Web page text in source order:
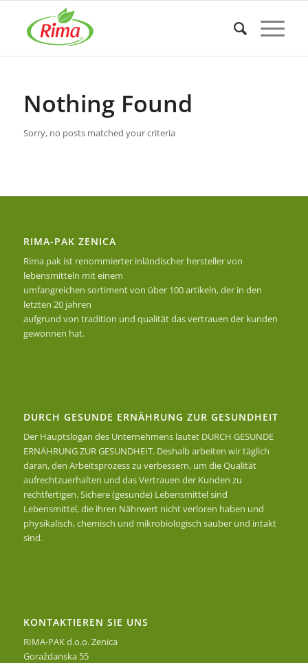
Nothing Found
Sorry, no posts matched your criteria
RIMA-PAK ZENICA
Rima pak ist renommierter inländischer hersteller von
lebensmitteln mit einem
umfangreichen sortiment von über 100 artikeln, der in den
letzten 20 jahren
aufgrund von tradition und qualität das vertrauen der kunden
gewonnen hat.
DURCH GESUNDE ERNÄHRUNG ZUR GESUNDHEIT
Der Hauptslogan des Unternehmens lautet DURCH GESUNDE
ERNÄHRUNG ZUR GESUNDHEIT. Deshalb arbeiten wir täglich
daran, den Arbeitsprozess zu verbessern, um die Qualität
aufrechtzuerhalten und das Vertrauen der Kunden zu
rechtfertigen. Sichere (gesunde) Lebensmittel sind
Lebensmittel, die ihren Nährwert nicht verloren haben und
physikalisch, chemisch und mikrobiologisch sauber und intakt
sind.
KONTAKTIEREN SIE UNS
RIMA-PAK d.o.o. Zenica
Goraždanska 55